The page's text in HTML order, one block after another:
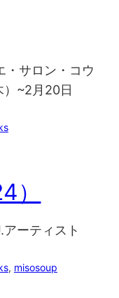
・サロン・コウ
）~2月20日
）
ーティスト
, misosoup